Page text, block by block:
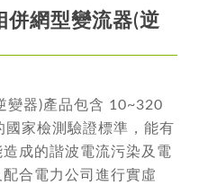
併網型變流器(逆
變器)產品包含 10~320
家檢測驗證標準，能有
成的諧波電流污染及電
合電力公司進行實虛